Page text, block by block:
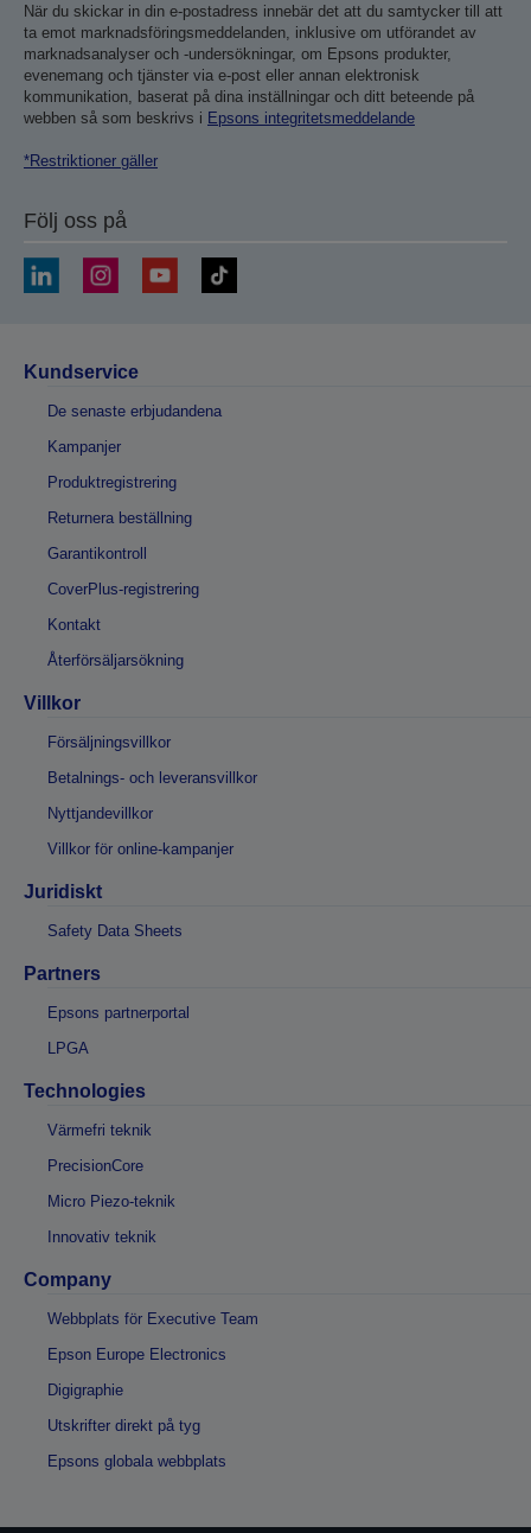
När du skickar in din e-postadress innebär det att du samtycker till att
ta emot marknadsföringsmeddelanden, inklusive om utförandet av
marknadsanalyser och -undersökningar, om Epsons produkter,
evenemang och tjänster via e-post eller annan elektronisk
kommunikation, baserat på dina inställningar och ditt beteende på
webben så som beskrivs i Epsons integritetsmeddelande
*Restriktioner gäller
Följ oss på
Kundservice
De senaste erbjudandena
Kampanjer
Produktregistrering
Returnera beställning
Garantikontroll
CoverPlus-registrering
Kontakt
Återförsäljarsökning
Villkor
Försäljningsvillkor
Betalnings- och leveransvillkor
Nyttjandevillkor
Villkor för online-kampanjer
Juridiskt
Safety Data Sheets
Partners
Epsons partnerportal
LPGA
Technologies
Värmefri teknik
PrecisionCore
Micro Piezo-teknik
Innovativ teknik
Company
Webbplats för Executive Team
Epson Europe Electronics
Digigraphie
Utskrifter direkt på tyg
Epsons globala webbplats